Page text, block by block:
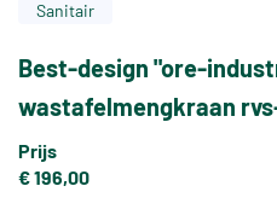
Sanitair
Best-design "ore-
wastafelmengkraan
Prijs
€ 196,00